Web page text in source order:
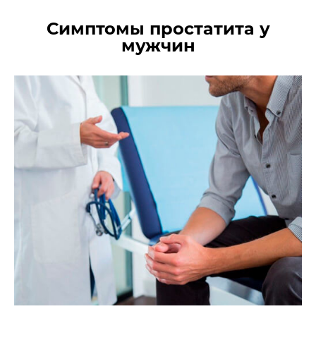
Симптомы простатита у
мужчин